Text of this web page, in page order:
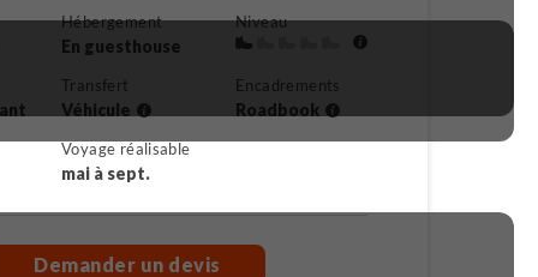
Hébergement
En guesthouse
Niveau
Transfert
Véhicule
Encadrements
Roadbook
Voyage réalisable
mai à sept.
Demander un devis